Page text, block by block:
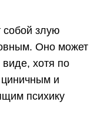
собой злую
Оно может
хотя по
и
психику